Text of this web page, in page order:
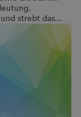
strebt das…